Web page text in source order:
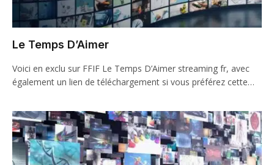
Le Temps D’Aimer
Voici en exclu sur FFIF Le Temps D’Aimer streaming fr, avec
également un lien de téléchargement si vous préférez cette…